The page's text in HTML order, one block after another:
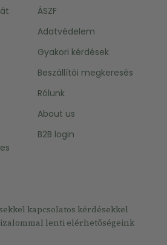
ÁSZF
Adatvédelem
Gyakori kérdések
Beszállítói megkeresés
Rólunk
About us
B2B login
kapcsolatos kérdésekkel
lenti elérhetőségeink